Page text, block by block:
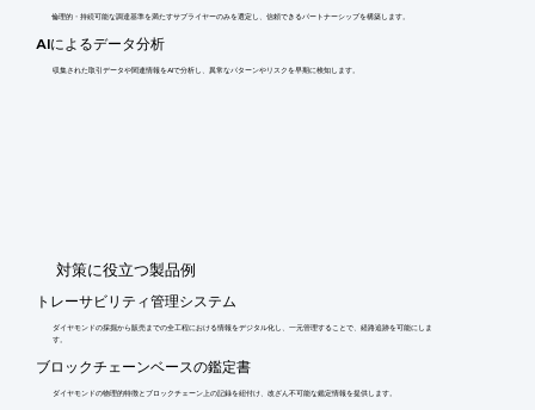
倫理的・持続可能な調達基準を満たすサプライヤーのみを選定し、信頼できるパートナーシップを構築します。
AIによるデータ分析
収集された取引データや関連情報をAIで分析し、異常なパターンやリスクを早期に検知します。
​対策に役立つ製品例
トレーサビリティ管理システム
ダイヤモンドの採掘から販売までの全工程における情報をデジタル化し、一元管理することで、経路追跡を可能にしま
す。
ブロックチェーンベースの鑑定書
ダイヤモンドの物理的特徴とブロックチェーン上の記録を紐付け、改ざん不可能な鑑定情報を提供します。